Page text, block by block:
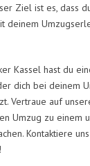
Ziel ist es, dass
deinem
Kassel hast du
dich bei deinem
Vertraue auf
Umzug zu einem
Kontaktiere